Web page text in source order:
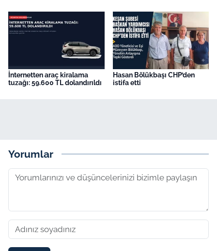
İnternetten araç kiralama
tuzağı: 59.600 TL dolandırıldı
Hasan Bölükbaşı CHP’den
istifa etti
Yorumlar